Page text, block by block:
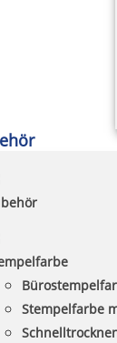
Stempelfarbe